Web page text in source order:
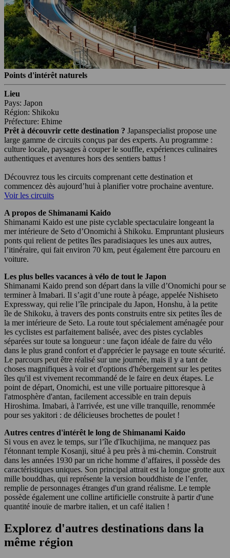
Points d'intérêt naturels
Lieu
Pays: Japon
Région: Shikoku
Préfecture: Ehime
Prêt à découvrir cette destination ? Japanspecialist propose une
large gamme de circuits conçus par des experts. Au programme :
culture locale, paysages à couper le souffle, expériences culinaires
authentiques et aventures hors des sentiers battus !
Découvrez tous les circuits comprenant cette destination et
commencez dès aujourd’hui à planifier votre prochaine aventure.
Voir les circuits
A propos de Shimanami Kaido
Shimanami Kaido est une piste cyclable spectaculaire longeant la
mer intérieure de Seto d’Onomichi à Shikoku. Empruntant plusieurs
ponts qui relient de petites îles paradisiaques les unes aux autres,
l’itinéraire, qui fait environ 70 km, peut également être parcouru en
voiture.
Les plus belles vacances à vélo de tout le Japon
Shimanami Kaido prend son départ dans la ville d’Onomichi pour se
terminer à Imabari. Il s’agit d’une route à péage, appelée Nishiseto
Expressway, qui relie l’île principale du Japon, Honshu, à la petite
île de Shikoku, à travers des ponts construits entre six petites îles de
la mer intérieure de Seto. La route tout spécialement aménagée pour
les cyclistes est parfaitement balisée, avec des pistes cyclables
séparées sur toute sa longueur : une façon idéale de faire du vélo
dans le plus grand confort et d'apprécier le paysage en toute sécurité.
Le parcours peut être réalisé sur une journée, mais il y a tant de
choses magnifiques à voir et d'options d'hébergement sur les petites
îles qu'il est vivement recommandé de le faire en deux étapes. Le
point de départ, Onomichi, est une ville portuaire pittoresque à
l'atmosphère d'antan, facilement accessible en train depuis
Hiroshima. Imabari, à l'arrivée, est une ville tranquille, renommée
pour ses yakitori : de délicieuses brochettes de poulet !
Autres centres d'intérêt le long de Shimanami Kaido
Si vous en avez le temps, sur l’île d'Ikuchijima, ne manquez pas
l'étonnant temple Kosanji, situé à peu près à mi-chemin. Construit
dans les années 1930 par un riche homme d’affaires, il possède des
caractéristiques uniques. Son principal attrait est la longue grotte aux
mille bouddhas, qui représente la version bouddhiste de l’enfer,
remplie de personnages étranges d'un grand réalisme. Le temple
possède également une colline artificielle construite à partir d'une
quantité inouïe de marbre italien, et un café italien !
Explorez d'autres destinations dans la
même région